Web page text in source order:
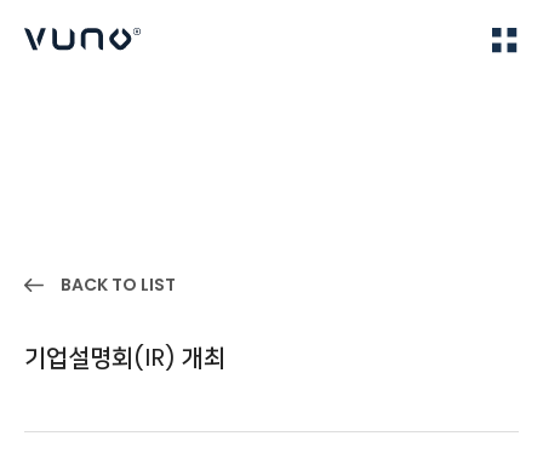
BACK TO LIST
기업설명회(IR) 개최